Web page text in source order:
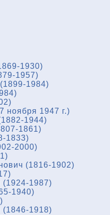
1930)
1957)
1984)
ноября 1947 г.)
1944)
1861)
1833)
2000)
(1816-1902)
(1924-1987)
1940)
(1846-1918)